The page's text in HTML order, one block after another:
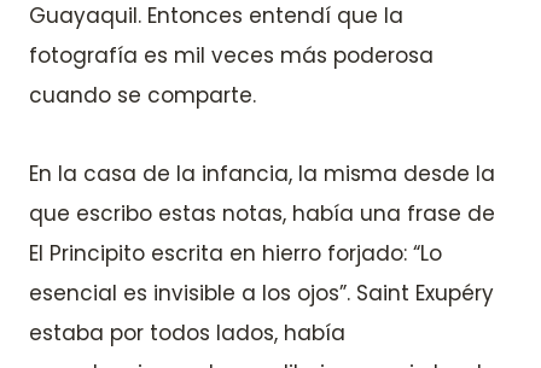
Guayaquil. Entonces entendí que la
fotografía es mil veces más poderosa
cuando se comparte.
En la casa de la infancia, la misma desde la
que escribo estas notas, había una frase de
El Principito escrita en hierro forjado: “Lo
esencial es invisible a los ojos”. Saint Exupéry
estaba por todos lados, había